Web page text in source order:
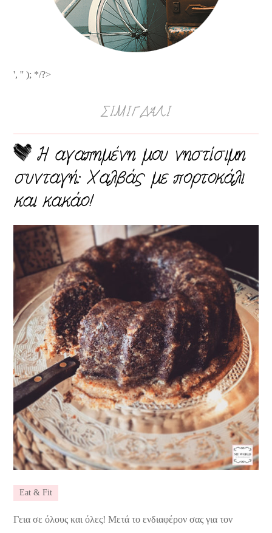
', '' ); */?>
ΣΙΜΙΓΔΆΛΙ
Η αγαπημένη μου νηστίσιμη
συνταγή: Χαλβάς με πορτοκάλι
και κακάο!
Eat & Fit
Γεια σε όλους και όλες! Μετά το ενδιαφέρον σας για τον